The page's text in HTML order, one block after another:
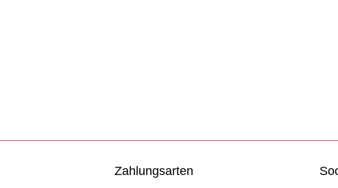
Zahlungsarten